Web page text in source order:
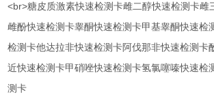
<br>糖皮质激素快速检测卡雌二醇快速检测卡雌
雌酚快速检测卡睾酮快速检测卡甲基睾酮快速检
检测卡他达拉非快速检测卡阿伐那非快速检测卡
近快速检测卡甲硝唑快速检测卡氢氯噻嗪快速检
测卡